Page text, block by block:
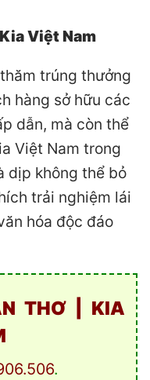
Việt Nam
trúng thưởng
hàng sở hữu các
dẫn, mà còn thể
Việt Nam trong
dịp không thể bỏ
trải nghiệm lái
hóa độc đáo
THƠ | KIA
.